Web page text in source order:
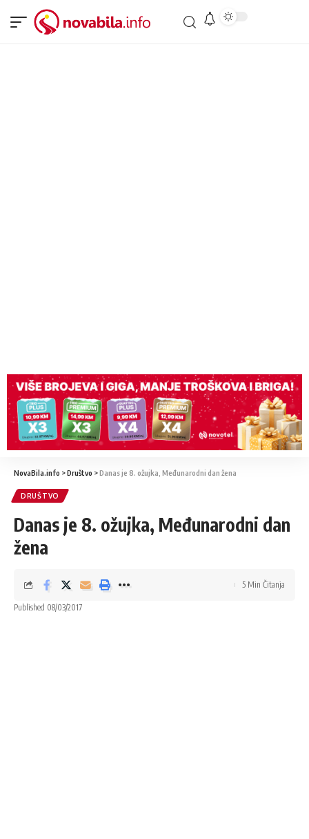
NovaBila.info >Društvo >Danas je 8. ožujka, Međunarodni dan žena
DRUŠTVO
Danas je 8. ožujka, Međunarodni dan
žena
Published 08/03/2017
5 Min Čitanja